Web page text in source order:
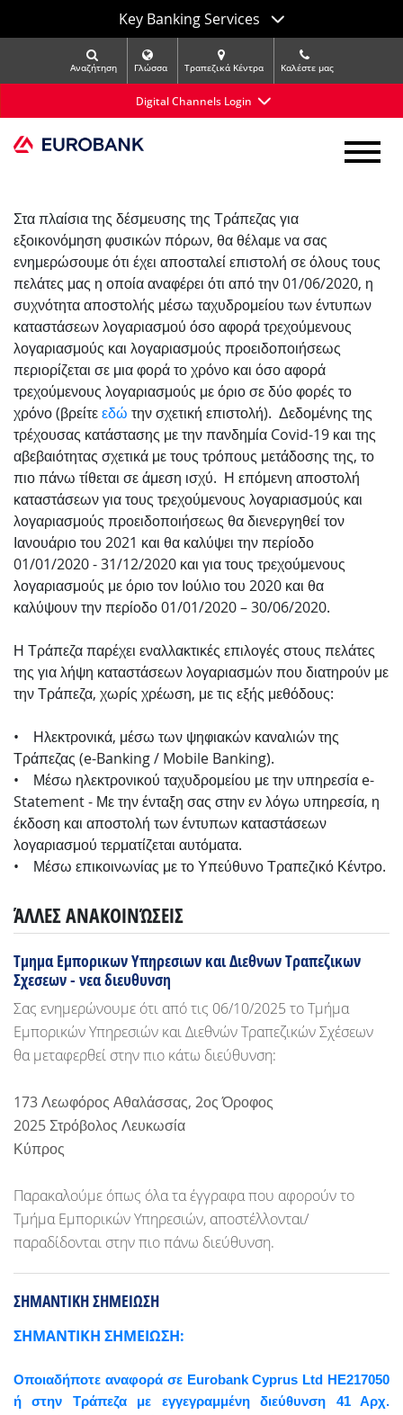
Key Banking Services
Αναζήτηση Γλώσσα Τραπεζικά Κέντρα Kαλέστε μας
Digital Channels Login
Στα πλαίσια της δέσμευσης της Τράπεζας για
εξοικονόμηση φυσικών πόρων, θα θέλαμε να σας
ενημερώσουμε ότι έχει αποσταλεί επιστολή σε όλους τους
πελάτες μας η οποία αναφέρει ότι από την 01/06/2020, η
συχνότητα αποστολής μέσω ταχυδρομείου των έντυπων
καταστάσεων λογαριασμού όσο αφορά τρεχούμενους
λογαριασμούς και λογαριασμούς προειδοποιήσεως
περιορίζεται σε μια φορά το χρόνο και όσο αφορά
τρεχούμενους λογαριασμούς με όριο σε δύο φορές το
χρόνο (βρείτεεδώ την σχετική επιστολή). Δεδομένης της
τρέχουσας κατάστασης με την πανδημία Covid-19 και της
αβεβαιότητας σχετικά με τους τρόπους μετάδοσης της, το
πιο πάνω τίθεται σε άμεση ισχύ. Η επόμενη αποστολή
καταστάσεων για τους τρεχούμενους λογαριασμούς και
λογαριασμούς προειδοποιήσεως θα διενεργηθεί τον
Ιανουάριο του 2021 και θα καλύψει την περίοδο
01/01/2020 - 31/12/2020 και για τους τρεχούμενους
λογαριασμούς με όριο τον Ιούλιο του 2020 και θα
καλύψουν την περίοδο 01/01/2020 – 30/06/2020.
Η Τράπεζα παρέχει εναλλακτικές επιλογές στους πελάτες
της για λήψη καταστάσεων λογαριασμών που διατηρούν με
την Τράπεζα, χωρίς χρέωση, με τις εξής μεθόδους:
• Ηλεκτρονικά, μέσω των ψηφιακών καναλιών της
Τράπεζας (e-Banking / Mobile Banking).
• Μέσω ηλεκτρονικού ταχυδρομείου με την υπηρεσία e-
Statement - Με την ένταξη σας στην εν λόγω υπηρεσία, η
έκδοση και αποστολή των έντυπων καταστάσεων
λογαριασμού τερματίζεται αυτόματα.
• Μέσω επικοινωνίας με το Υπεύθυνο Τραπεζικό Κέντρο.
ΆΛΛΕΣ ΑΝΑΚΟΙΝΏΣΕΙΣ
Τμημα Εμπορικων Υπηρεσιων και Διεθνων Τραπεζικων
Σχεσεων - νεα διευθυνση
Σας ενημερώνουμε ότι από τις 06/10/2025 το Τμήμα
Εμπορικών Υπηρεσιών και Διεθνών Τραπεζικών Σχέσεων
θα μεταφερθεί στην πιο κάτω διεύθυνση:
173 Λεωφόρος Αθαλάσσας, 2ος Όροφος
2025 Στρόβολος Λευκωσία
Κύπρος
Παρακαλούμε όπως όλα τα έγγραφα που αφορούν το
Τμήμα Εμπορικών Υπηρεσιών, αποστέλλονται/
παραδίδονται στην πιο πάνω διεύθυνση.
ΣΗΜΑΝΤΙΚΗ ΣΗΜΕΙΩΣΗ
ΣΗΜΑΝΤΙΚΗ ΣΗΜΕΙΩΣΗ:
Οποιαδήποτε αναφορά σε EurobankCyprus Ltd
HE217050
ή στην Τράπεζα με εγγεγραμμένη διεύθυνση 41 Αρχ.